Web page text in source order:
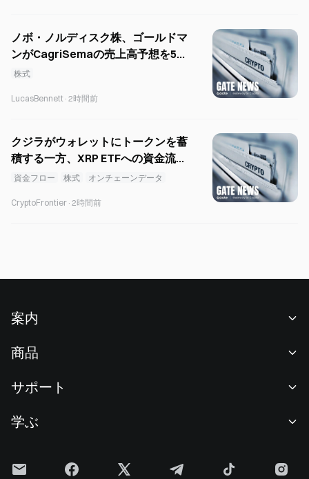
ノボ・ノルディスク株、ゴールドマ
ンがCagriSemaの売上高予想を50
億ドルに引き下げたことで28％下
株式
LucasBennett · 2時間前
クジラがウォレットにトークンを蓄
積する一方、XRP ETFへの資金流入
は93%減少した
資金フロー 株式 オンチェーンデータ
CryptoFrontier · 2時間前
案内
ニュースルーム
F1 Oracle Red Bull Racing 公式スポンサー
商品
現物取引
投資センター
サポート
学ぶ
Gateニュース